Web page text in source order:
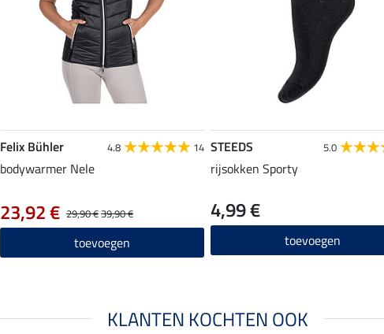
Felix Bühler 4.8 14
bodywarmer Nele
29,90 €39,90 €
23,92 €
toevoegen
STEEDS 5.0
rijsokken Sporty
4,99 €
toevoegen
KLANTEN KOCHTEN OOK